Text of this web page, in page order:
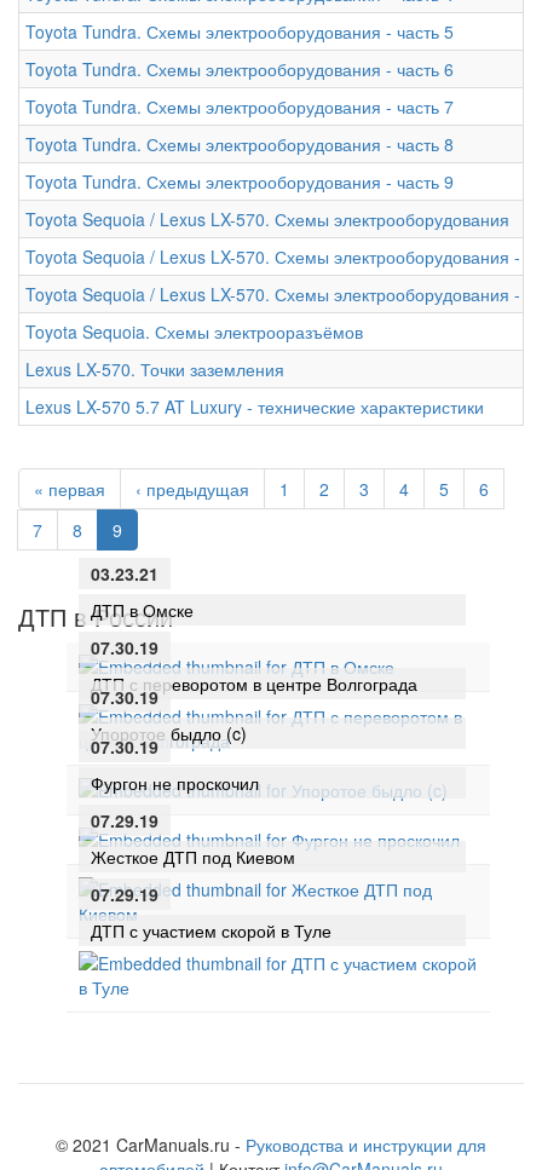
Toyota Tundra. Схемы электрооборудования - часть 5
Toyota Tundra. Схемы электрооборудования - часть 6
Toyota Tundra. Схемы электрооборудования - часть 7
Toyota Tundra. Схемы электрооборудования - часть 8
Toyota Tundra. Схемы электрооборудования - часть 9
Toyota Sequoia / Lexus LX-570. Схемы электрооборудования
Toyota Sequoia / Lexus LX-570. Схемы электрооборудования -
Toyota Sequoia / Lexus LX-570. Схемы электрооборудования -
Toyota Sequoia. Схемы электрооразъёмов
Lexus LX-570. Точки заземления
Lexus LX-570 5.7 AT Luxury - технические характеристики
« первая ‹ предыдущая 1 2 3 4 5
6
7
8 9
ДТП в России
03.23.21
ДТП в Омске
07.30.19
ДТП с переворотом в центре Волгограда
07.30.19
Упоротое быдло (c)
07.30.19
Фургон не проскочил
07.29.19
Жесткое ДТП под Киевом
07.29.19
ДТП с участием скорой в Туле
© 2021 CarManuals.ru - Руководства и инструкции для